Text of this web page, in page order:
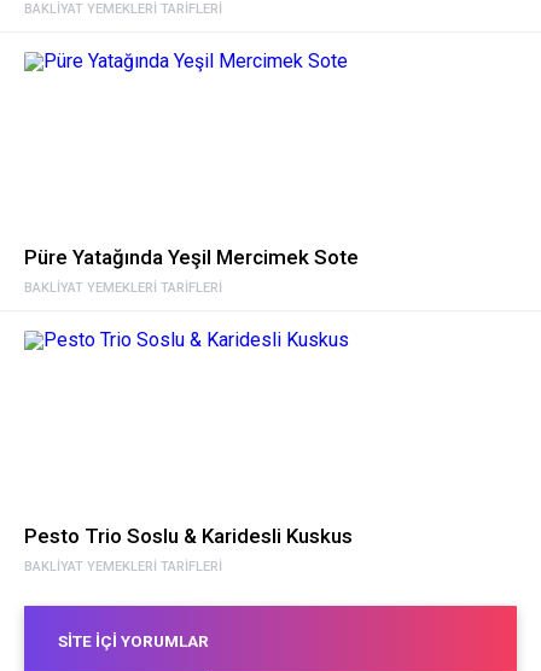
BAKLIYAT YEMEKLERI TARIFLERI
BAKLIYAT YEMEKLERI TARIFLERI
Püre Yatağında Yeşil Mercimek Sote
BAKLIYAT YEMEKLERI TARIFLERI
Pesto Trio Soslu & Karidesli Kuskus
SITE İÇI YORUMLAR